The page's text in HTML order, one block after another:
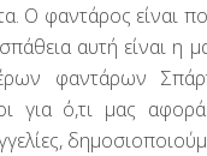
Ο φαντάρος είναι
αυτή είναι η
φαντάρων
για ό,τι μας